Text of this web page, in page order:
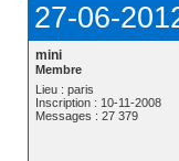
27-06-
mini
Membre
Lieu : paris
Inscription : 10-11-2008
Messages : 27 379